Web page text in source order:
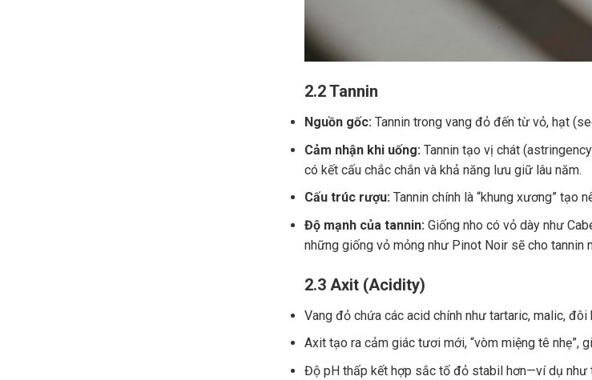
2.2 Tannin
Nguồn gốc:Tannin trong vang đỏ đến từ vỏ, hạt
Cảm nhận khi uống:Tannin tạo vị chát
có kết cấu chắc chắn và khả năng lưu giữ lâu năm.
Cấu trúc rượu:Tannin chính là “khung xương” tạo
Độ mạnh của tannin:Giống nho có vỏ dày như
những giống vỏ mỏng như Pinot Noir sẽ cho tannin
2.3 Axit (Acidity)
Vang đỏ chứa các acid chính như tartaric, malic,
Axit tạo ra cảm giác tươi mới, “vòm miệng tê nhẹ”,
Độ pH thấp kết hợp sắc tố đỏ stabil hơn—ví dụ như